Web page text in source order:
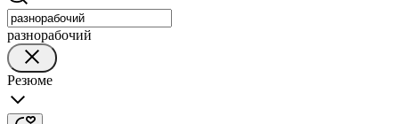
разнорабочий
Резюме